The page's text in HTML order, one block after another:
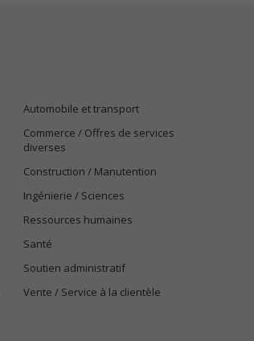
Automobile et transport
Commerce / Offres de services
diverses
Construction / Manutention
Ingénierie / Sciences
Ressources humaines
Santé
Soutien administratif
Vente / Service à la clientèle